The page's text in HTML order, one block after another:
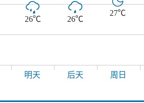
26℃ 26℃
27℃
明天 后天 周日